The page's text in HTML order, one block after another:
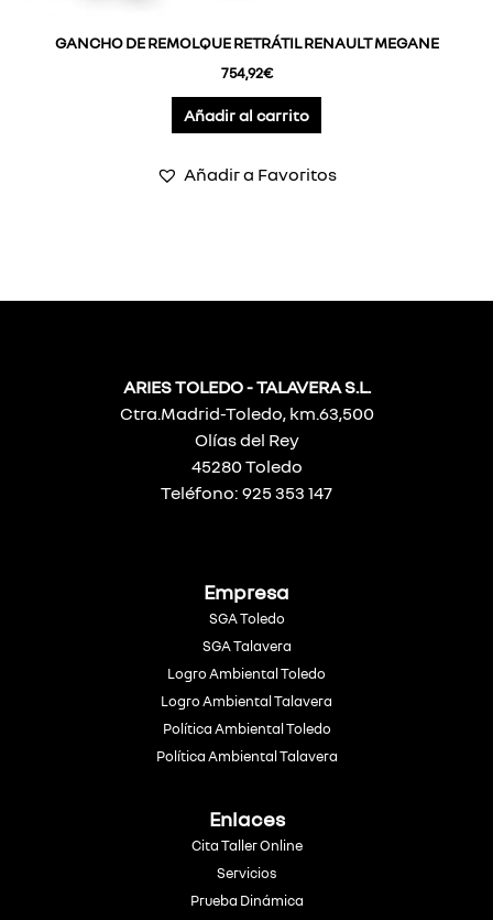
GANCHO DE REMOLQUE RETRÁTIL RENAULT MEGANE
754,92€
Añadir al carrito
Añadir a Favoritos
ARIES TOLEDO - TALAVERA S.L.
Ctra.Madrid-Toledo, km.63,500
Olías del Rey
45280 Toledo
Teléfono: 925 353 147
Empresa
SGA Toledo
SGA Talavera
Logro Ambiental Toledo
Logro Ambiental Talavera
Política Ambiental Toledo
Política Ambiental Talavera
Enlaces
Cita Taller Online
Servicios
Prueba Dinámica